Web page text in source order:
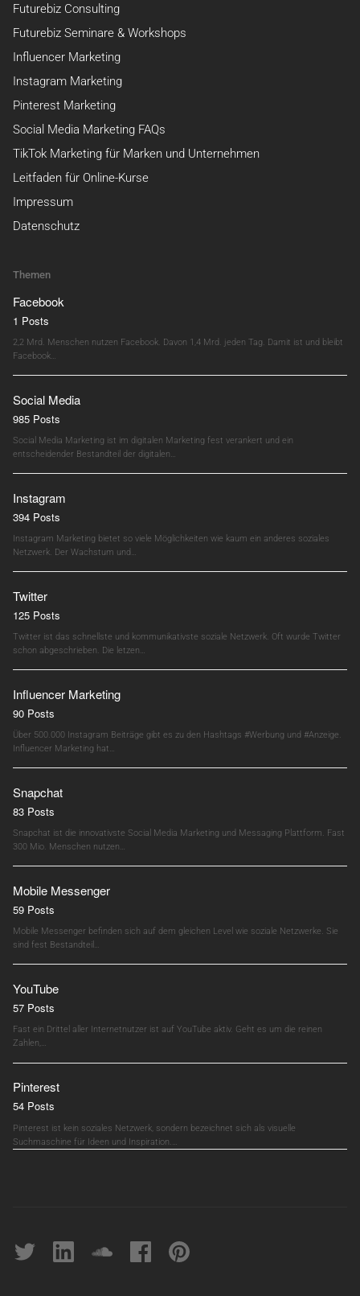
Futurebiz Consulting
Futurebiz Seminare & Workshops
Influencer Marketing
Instagram Marketing
Pinterest Marketing
Social Media Marketing FAQs
TikTok Marketing für Marken und Unternehmen
Leitfaden für Online-Kurse
Impressum
Datenschutz
Themen
Facebook
1 Posts
2,2 Mrd. Menschen nutzen Facebook. Davon 1,4 Mrd. jeden Tag. Damit ist und bleibt
Facebook…
Social Media
985 Posts
Social Media Marketing ist im digitalen Marketing fest verankert und ein
entscheidender Bestandteil der digitalen…
Instagram
394 Posts
Instagram Marketing bietet so viele Möglichkeiten wie kaum ein anderes soziales
Netzwerk. Der Wachstum und…
Twitter
125 Posts
Twitter ist das schnellste und kommunikativste soziale Netzwerk. Oft wurde Twitter
schon abgeschrieben. Die letzen…
Influencer Marketing
90 Posts
Über 500.000 Instagram Beiträge gibt es zu den Hashtags #Werbung und #Anzeige.
Influencer Marketing hat…
Snapchat
83 Posts
Snapchat ist die innovativste Social Media Marketing und Messaging Plattform. Fast
300 Mio. Menschen nutzen…
Mobile Messenger
59 Posts
Mobile Messenger befinden sich auf dem gleichen Level wie soziale Netzwerke. Sie
sind fest Bestandteil…
YouTube
57 Posts
Fast ein Drittel aller Internetnutzer ist auf YouTube aktiv. Geht es um die reinen
Zahlen,…
Pinterest
54 Posts
Pinterest ist kein soziales Netzwerk, sondern bezeichnet sich als visuelle
Suchmaschine für Ideen und Inspiration.…
Twitter linkedin soundcloudFacebookpinterest